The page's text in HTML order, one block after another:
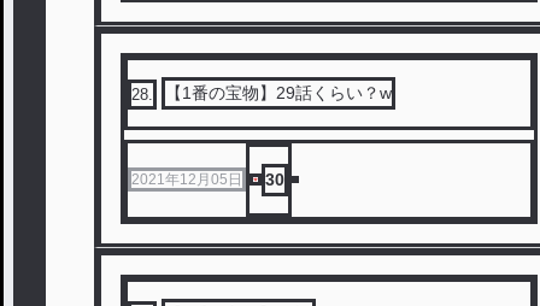
28 【1番の宝物】29話くらい？‪w
2021年12月05日 30